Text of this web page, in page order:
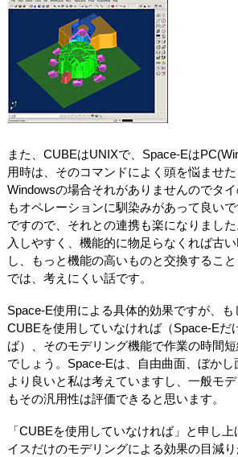
また、CUBEはUNIXで、Space-Eは
用時は、そのコマンドによく頭を悩ませた
Windowsの場合それがありませんのでタ
もオペレーションに馴染みがあって良い
ですので、それとの連携も楽になりまし
入しやすく、機能的に物足らなくれば古
し、もっと機能の高いものと交換するこ
では、考えにくい話です。
Space-E使用による具体的効果ですが、
CUBEを使用していなければ（Space-Eだ
ば）、そのモデリング機能で作業の時間
でしょう。Space-Eは、自由曲面、ぼか
より良いと私は考えていますし、一般モ
もその汎用性は評価できると思います。
「CUBEを使用していなければ」と申し
イスだけのモデリングによる効果の目減